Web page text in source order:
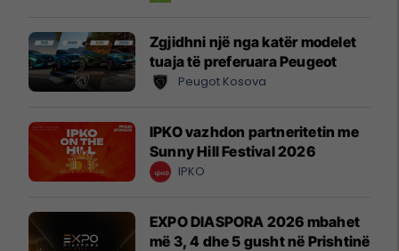
Zgjidhni një nga katër modelet
tuaja të preferuara Peugeot
Peugot Kosova
IPKO vazhdon partneritetin me
Sunny Hill Festival 2026
IPKO
EXPO DIASPORA 2026 mbahet
më 3, 4 dhe 5 gusht në Prishtinë